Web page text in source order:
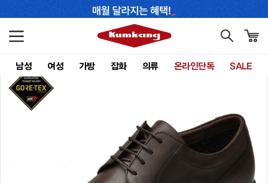
남성 여성 가방 잡화 의류 온라인단독 SALE